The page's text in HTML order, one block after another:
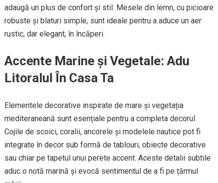
adaugă un plus de confort și stil. Mesele din lemn, cu picioare
robuste și blaturi simple, sunt ideale pentru a aduce un aer
rustic, dar elegant, în încăperi.
Accente Marine și Vegetale: Adu
Litoralul În Casa Ta
Elementele decorative inspirate de mare și vegetația
mediteraneană sunt esențiale pentru a completa decorul.
Cojile de scoici, coralii, ancorele și modelele nautice pot fi
integrate în decor sub formă de tablouri, obiecte decorative
sau chiar pe tapetul unui perete accent. Aceste detalii subtile
aduc o notă marină și evocă sentimentul de a fi pe țărmul